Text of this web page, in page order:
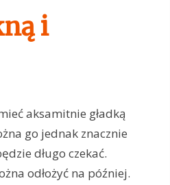
i
aksamitnie gładką
go jednak znacznie
długo czekać.
odłożyć na później.